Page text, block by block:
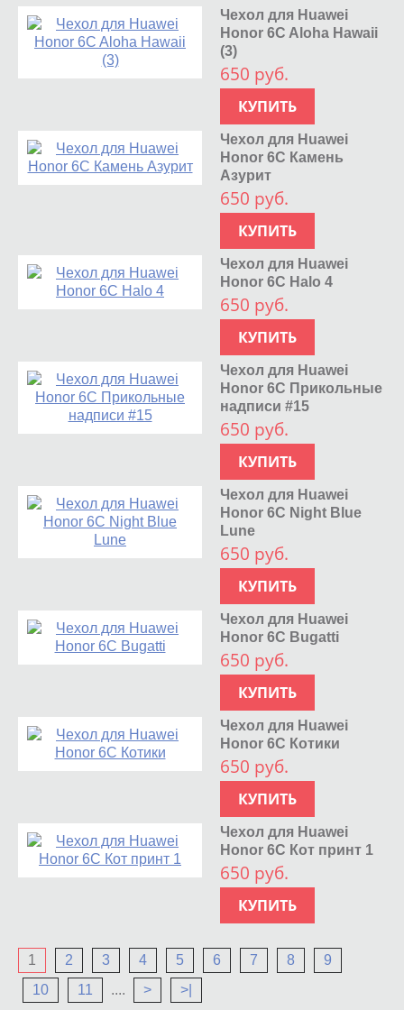
Чехол для Huawei
Honor 6C Aloha Hawaii
(3)
650 руб.
КУПИТЬ
Чехол для Huawei
Honor 6C Камень
Азурит
650 руб.
КУПИТЬ
Чехол для Huawei
Honor 6C Halo 4
650 руб.
КУПИТЬ
Чехол для Huawei
Honor 6C Прикольные
надписи #15
650 руб.
КУПИТЬ
Чехол для Huawei
Honor 6C Night Blue
Lune
650 руб.
КУПИТЬ
Чехол для Huawei
Honor 6C Bugatti
650 руб.
КУПИТЬ
Чехол для Huawei
Honor 6C Котики
650 руб.
КУПИТЬ
Чехол для Huawei
Honor 6C Кот принт 1
650 руб.
КУПИТЬ
1 2 3 4 5 6 7 8
9
10
11 .... > >|